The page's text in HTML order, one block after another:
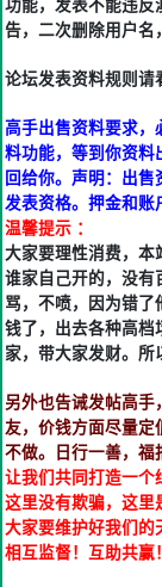
功能，发表不能违反
告，二次删除用户名
论坛发表资料规则请
高手出售资料要求，
料功能，等到你资料
回给你。声明：出
发表资格。押金和账
温馨提示 ：
大家要理性消费，本
谁家自己开的，没有
骂，不喷，因为错了
钱了，出去各种高档
家，带大家发财。所
另外也告诫发帖高手
友，价钱方面尽量定
不做。日行一善，福
让我们共同打造一个
这里没有欺骗，这里
大家要维护好我们的
相互监督！互助共赢！